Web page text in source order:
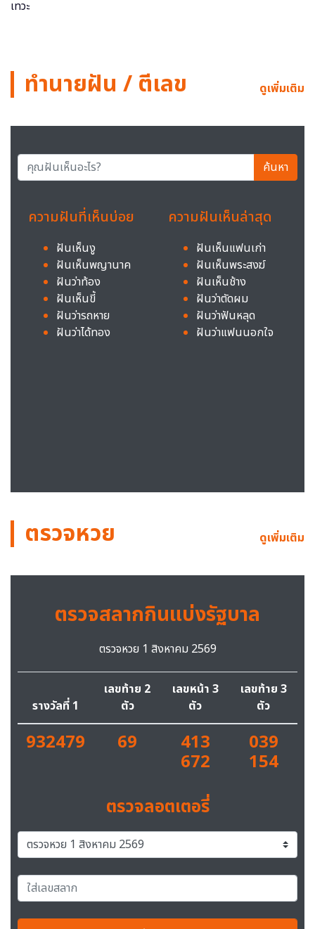
ทำนายฝัน / ตีเลข ดูเพิ่มเติม
ค้นหา
ความฝันที่เห็นบ่อย
ฝันเห็นงู
ฝันเห็นพญานาค
ฝันว่าท้อง
ฝันเห็นขี้
ฝันว่ารถหาย
ฝันว่าได้ทอง
ความฝันเห็นล่าสุด
ฝันเห็นแฟนเก่า
ฝันเห็นพระสงฆ์
ฝันเห็นช้าง
ฝันว่าตัดผม
ฝันว่าฟันหลุด
ฝันว่าแฟนนอกใจ
ตรวจหวย ดูเพิ่มเติม
ตรวจสลากกินแบ่งรัฐบาล
ตรวจหวย 1 สิงหาคม 2569
รางวัลที่ 1
เลขท้าย 2
ตัว
เลขหน้า 3
ตัว
เลขท้าย 3
ตัว
932479 69 413
672
039
154
ตรวจลอตเตอรี่